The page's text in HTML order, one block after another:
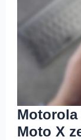
Motorola
Moto X